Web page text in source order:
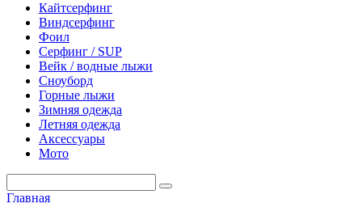
Кайтсерфинг
Виндсерфинг
Фоил
Серфинг / SUP
Вейк / водные лыжи
Сноуборд
Горные лыжи
Зимняя одежда
Летняя одежда
Аксессуары
Мото
Главная